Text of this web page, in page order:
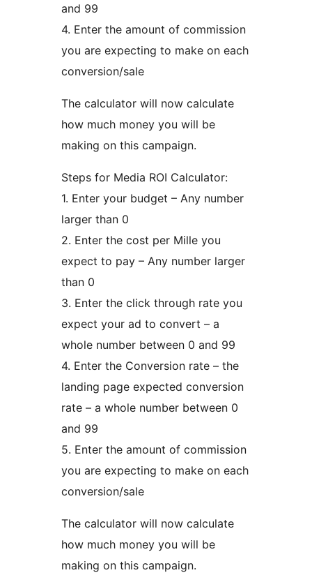
and 99
4. Enter the amount of commission
you are expecting to make on each
conversion/sale
The calculator will now calculate
how much money you will be
making on this campaign.
Steps for Media ROI Calculator:
1. Enter your budget – Any number
larger than 0
2. Enter the cost per Mille you
expect to pay – Any number larger
than 0
3. Enter the click through rate you
expect your ad to convert – a
whole number between 0 and 99
4. Enter the Conversion rate – the
landing page expected conversion
rate – a whole number between 0
and 99
5. Enter the amount of commission
you are expecting to make on each
conversion/sale
The calculator will now calculate
how much money you will be
making on this campaign.